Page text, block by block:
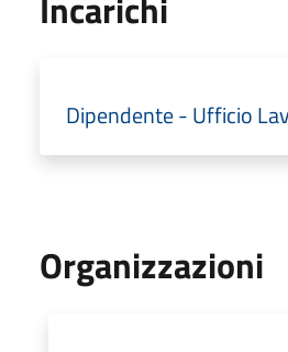
Dipendente - Ufficio
Organizzazioni